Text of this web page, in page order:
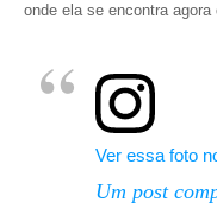
onde ela se encontra
Ver essa foto
Um post